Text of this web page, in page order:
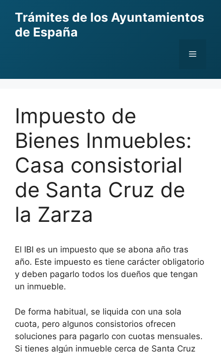
content
Trámites de los Ayuntamientos
de España
Menu
Impuesto de
Bienes Inmuebles:
Casa consistorial
de Santa Cruz de
la Zarza
El IBI es un impuesto que se abona año tras
año. Este impuesto es tiene carácter obligatorio
y deben pagarlo todos los dueños que tengan
un inmueble.
De forma habitual, se liquida con una sola
cuota, pero algunos consistorios ofrecen
soluciones para pagarlo con cuotas mensuales.
Si tienes algún inmueble cerca de Santa Cruz